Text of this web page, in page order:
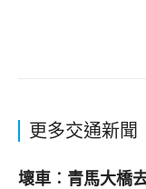
更多交通新聞
壞車︰青馬大橋